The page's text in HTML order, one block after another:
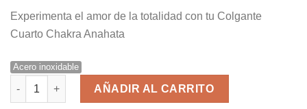
Experimenta el amor de la totalidad con tu Colgante
Cuarto Chakra Anahata
Acero inoxidable
Colgante Cuarto Chakra Anahata cantidad
AÑADIR AL CARRITO